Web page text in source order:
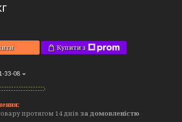
Купити з
33-08
протягом 14 днів за домовленістю